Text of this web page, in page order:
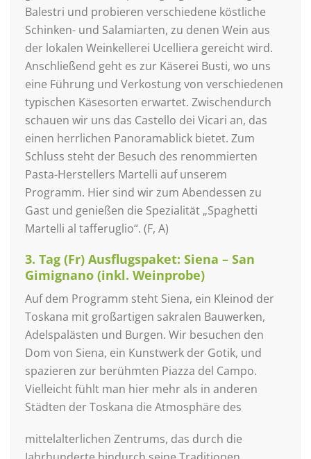
Balestri und probieren verschiedene köstliche
Schinken- und Salamiarten, zu denen Wein aus
der lokalen Weinkellerei Ucelliera gereicht wird.
Anschließend geht es zur Käserei Busti, wo uns
eine Führung und Verkostung von verschiedenen
typischen Käsesorten erwartet. Zwischendurch
schauen wir uns das Castello dei Vicari an, das
einen herrlichen Panoramablick bietet. Zum
Schluss steht der Besuch des renommierten
Pasta-Herstellers Martelli auf unserem
Programm. Hier sind wir zum Abendessen zu
Gast und genießen die Spezialität „Spaghetti
Martelli al tafferuglio“. (F, A)
3. Tag (Fr) Ausflugspaket: Siena – San
Gimignano (inkl. Weinprobe)
Auf dem Programm steht Siena, ein Kleinod der
Toskana mit großartigen sakralen Bauwerken,
Adelspalästen und Burgen. Wir besuchen den
Dom von Siena, ein Kunstwerk der Gotik, und
spazieren zur berühmten Piazza del Campo.
Vielleicht fühlt man hier mehr als in anderen
Städten der Toskana die Atmosphäre des
mittelalterlichen Zentrums, das durch die